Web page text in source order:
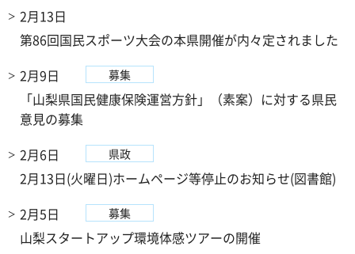
2月13日
第86回国民スポーツ大会の本県開催が内々定されました
2月9日
募集
「山梨県国民健康保険運営方針」（素案）に対する県民
意見の募集
2月6日
県政
2月13日(火曜日)ホームページ等停止のお知らせ(図書館)
2月5日
募集
山梨スタートアップ環境体感ツアーの開催